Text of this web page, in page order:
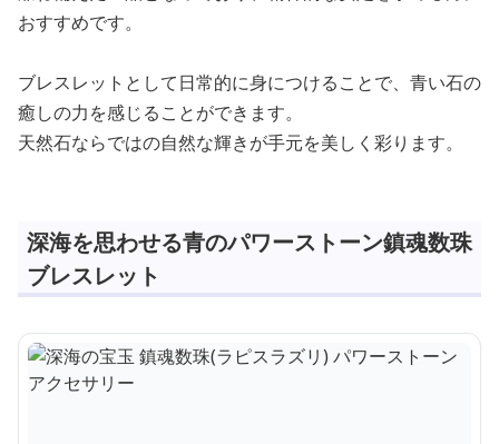
おすすめです。
ブレスレットとして日常的に身につけることで、青い石の
癒しの力を感じることができます。
天然石ならではの自然な輝きが手元を美しく彩ります。
深海を思わせる青のパワーストーン鎮魂数珠
ブレスレット